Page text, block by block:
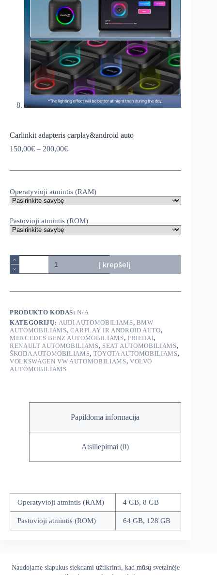
Naudojame slapukus siekdami užtikrinti, kad mūsų svetainėje
Carlinkit adapteris carplay&android auto
150,00€ – 200,00€Price
Operatyvioji atmintis (RAM)
Pastovioji atmintis (ROM)
produkto
kiekis:
Carlinkit
carplay&android
Į krepšelį
PRODUKTO KODAS:N/A
KATEGORIJŲ: AUDI AUTOMOBILIAMS, BMW
AUTOMOBILIAMS, CARPLAY IR ANDROID AUTO,
MERCEDES BENZ AUTOMOBILIAMS, PRIEDAI,
RENAULT AUTOMOBILIAMS, SEAT AUTOMOBILIAMS,
ŠKODA AUTOMOBILIAMS, TOYOTA AUTOMOBILIAMS,
VOLKSWAGEN VW AUTOMOBILIAMS, VOLVO
AUTOMOBILIAMS
Papildoma informacija
Atsiliepimai (0)
Operatyvioji atmintis (RAM) 4 GB, 8 GB
Pastovioji atmintis (ROM) 64 GB, 128 GB
Apie mus Grąžinimo politika
Kontaktai